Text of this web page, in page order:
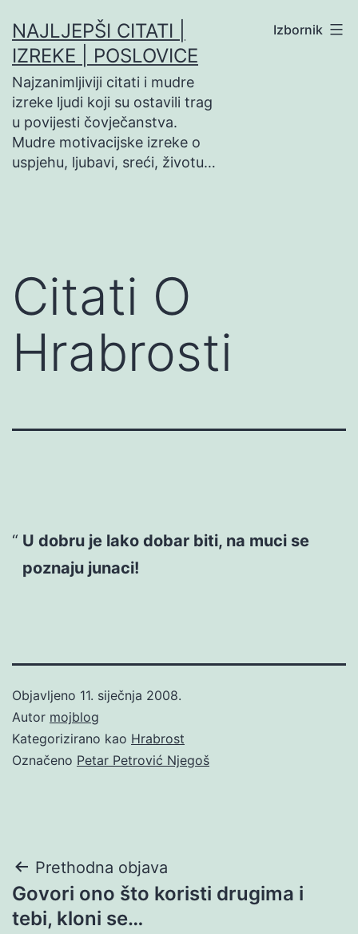
na
sadržaj
NAJLJEPŠI CITATI |
IZREKE | POSLOVICE
Najzanimljiviji citati i mudre
izreke ljudi koji su ostavili trag
u povijesti čovječanstva.
Mudre motivacijske izreke o
uspjehu, ljubavi, sreći, životu…
Izbornik
Citati O
Hrabrosti
U dobru je lako dobar biti, na muci se
poznaju junaci!
Objavljeno 11. siječnja 2008.
Autor mojblog
Kategorizirano kao Hrabrost
Označeno Petar Petrović Njegoš
Navigacija
objava
Prethodna objava
Govori ono što koristi drugima i
tebi, kloni se…